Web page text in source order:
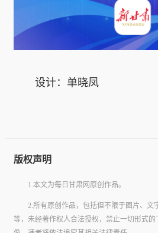
设计：单晓凤
版权声明
1.本文为每日甘肃网原创作品。
2.所有原创作品，包括但不限于图片、文
等，未经著作权人合法授权，禁止一切形式